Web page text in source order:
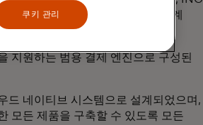
루나, 아톰 은행, Curve 등 전 세계
지원하는 범용 결제 엔진으로 구성된
드 네이티브 시스템으로 설계되었으며,
모든 제품을 구축할 수 있도록 모든
쿠키 관리